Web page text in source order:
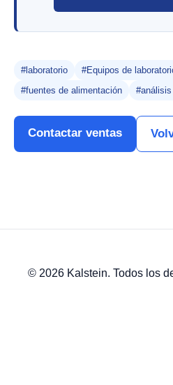
#laboratorio #Equipos de
#fuentes de alimentación
Contactar ventas
© 2026 Kalstein. Todos los